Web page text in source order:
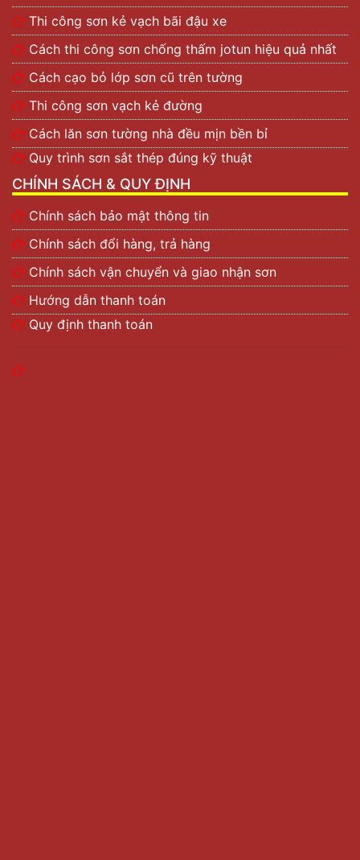
Thi công sơn kẻ vạch bãi đậu xe
Cách thi công sơn chống thấm jotun hiệu quả nhất
Cách cạo bỏ lớp sơn cũ trên tường
Thi công sơn vạch kẻ đường
Cách lăn sơn tường nhà đều mịn bền bỉ
Quy trình sơn sắt thép đúng kỹ thuật
CHÍNH SÁCH & QUY ĐỊNH
Chính sách bảo mật thông tin
Chính sách đổi hàng, trả hàng
Chính sách vận chuyển và giao nhận sơn
Hướng dẫn thanh toán
Quy định thanh toán